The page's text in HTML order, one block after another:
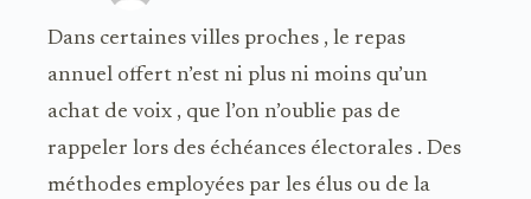
Dans certaines villes proches , le repas
annuel offert n’est ni plus ni moins qu’un
achat de voix , que l’on n’oublie pas de
rappeler lors des échéances électorales . Des
méthodes employées par les élus ou de la